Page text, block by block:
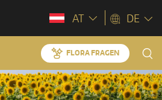
AT DE
FLORA FRAGEN